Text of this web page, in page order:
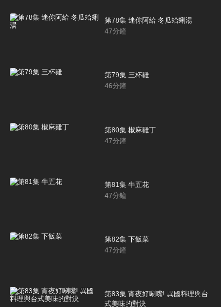
第78集 迷你阿給 冬瓜蛤蜊湯
47分鐘
第79集 三杯雞
46分鐘
第80集 椒麻雞丁
47分鐘
第81集 牛五花
47分鐘
第82集 下飯菜
47分鐘
第83集 宵夜好唰嘴! 異國料理與台
式美味的對決